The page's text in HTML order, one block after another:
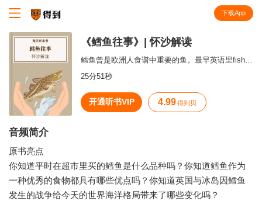
下载App
《鳕鱼往事》| 怀沙解读
鳕鱼曾是欧洲人食谱中重要的鱼。最早英语里fish这个单词，指的就是鳕鱼。
25分51秒
开通听书VIP 4.99 得到贝
音频简介
原书亮点
你知道平时在超市里买的鳕鱼是什么品种吗？你知道鳕鱼作为
一种优秀的食物都具有哪些优点吗？你知道英国与冰岛因鳕鱼
发生的战争给今天的世界海洋格局带来了哪些变化吗？